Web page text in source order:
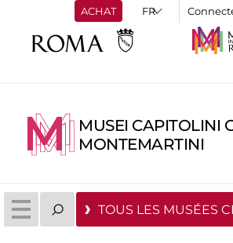
ACHAT
MUSEI CAPITOLINI
MONTEMARTINI
TOUS LES MUSÉES